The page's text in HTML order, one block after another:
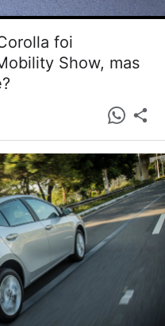
foi
Show, mas